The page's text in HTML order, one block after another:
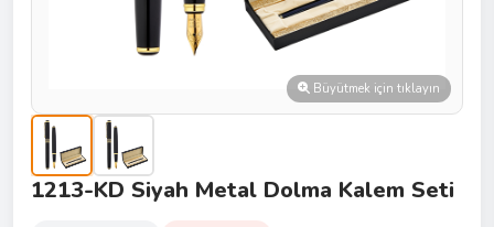
Büyütmek için tıklayın
1213-KD Siyah Metal Dolma Kalem Seti